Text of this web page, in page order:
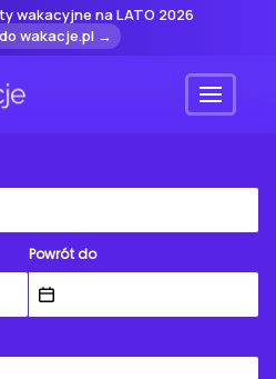
wakacyjne na LATO 2026
wakacje.pl →
Menu
Powrót do